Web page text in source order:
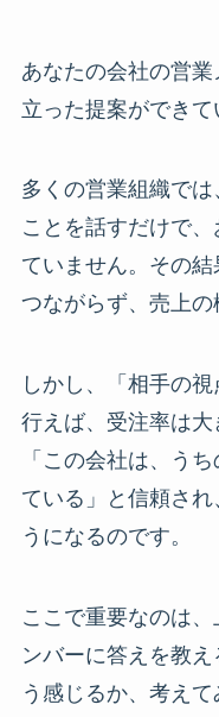
あなたの会社の営
立った提案ができて
多くの営業組織で
ことを話すだけで
ていません。その
つながらず、売上の
しかし、「相手の
行えば、受注率は
「この会社は、う
ている」と信頼さ
うになるのです。
ここで重要なのは
ンバーに答えを教
う感じるか、考え